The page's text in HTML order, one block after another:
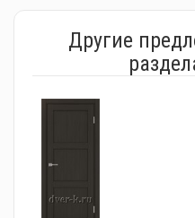
Другие